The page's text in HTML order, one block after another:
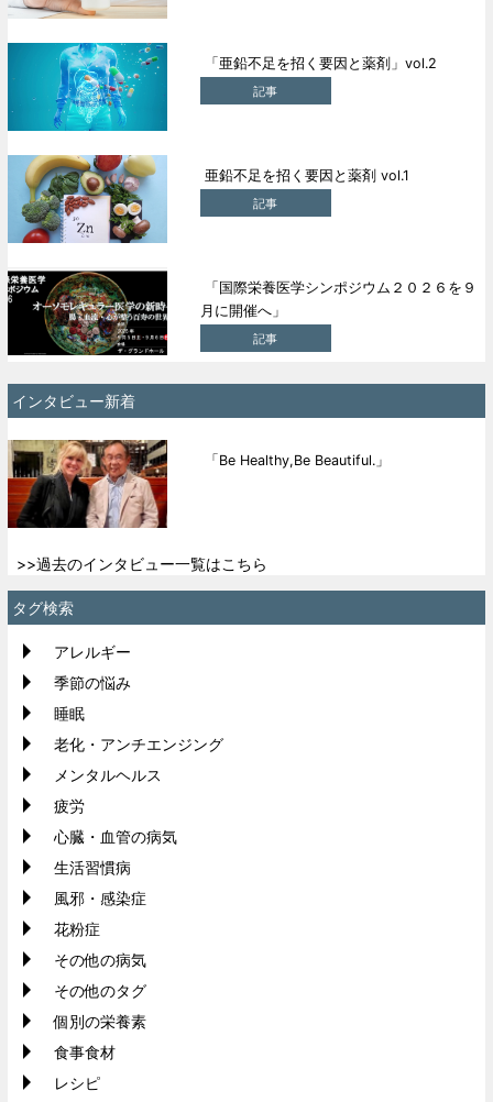
「亜鉛不足を招く要因と薬剤」vol.2
記事
亜鉛不足を招く要因と薬剤 vol.1
記事
「国際栄養医学シンポジウム２０２６を９
月に開催へ」
記事
インタビュー新着
「Be Healthy,Be Beautiful.」
>>過去のインタビュー一覧はこちら
タグ検索
アレルギー
季節の悩み
睡眠
老化・アンチエンジング
メンタルヘルス
疲労
心臓・血管の病気
生活習慣病
風邪・感染症
花粉症
その他の病気
その他のタグ
個別の栄養素
食事食材
レシピ